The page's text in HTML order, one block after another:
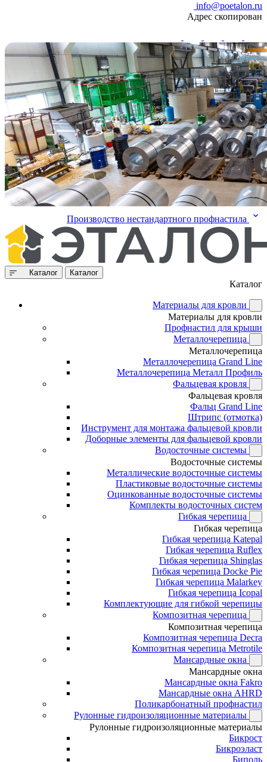
info@poetalon.ru
Адрес скопирован
Производство нестандартного профнастила
Каталог Каталог
Каталог
Материалы для кровли
Материалы для кровли
Профнастил для крыши
Металлочерепица
Металлочерепица
Металлочерепица Grand Line
Металлочерепица Металл Профиль
Фальцевая кровля
Фальцевая кровля
Фальц Grand Line
Штрипс (отмотка)
Инструмент для монтажа фальцевой кровли
Доборные элементы для фальцевой кровли
Водосточные системы
Водосточные системы
Металлические водосточные системы
Пластиковые водосточные системы
Оцинкованные водосточные системы
Комплекты водосточных систем
Гибкая черепица
Гибкая черепица
Гибкая черепица Katepal
Гибкая черепица Ruflex
Гибкая черепица Shinglas
Гибкая черепица Docke Pie
Гибкая черепица Malarkey
Гибкая черепица Icopal
Комплектующие для гибкой черепицы
Композитная черепица
Композитная черепица
Композитная черепица Decra
Композитная черепица Metrotile
Мансардные окна
Мансардные окна
Мансардные окна Fakro
Мансардные окна AHRD
Поликарбонатный профнастил
Рулонные гидроизоляционные материалы
Рулонные гидроизоляционные материалы
Бикрост
Бикроэласт
Биполь